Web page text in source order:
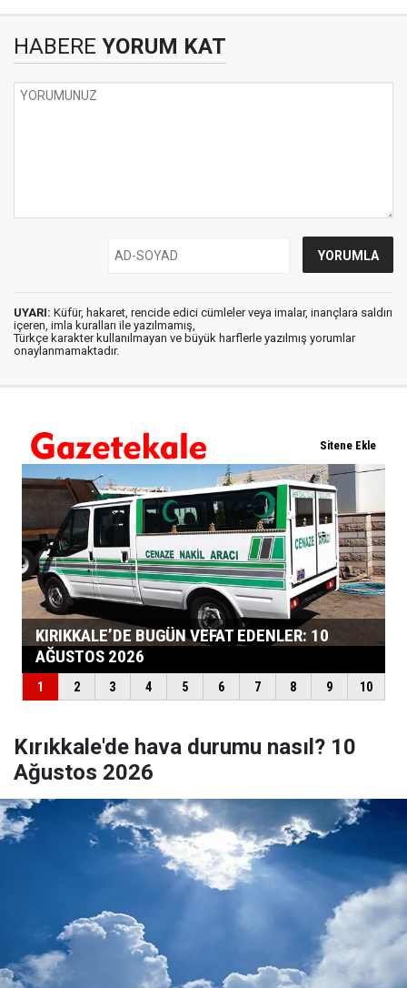
HABERE YORUM KAT
UYARI: Küfür, hakaret, rencide edici cümleler veya imalar, inançlara saldırı
içeren, imla kuralları ile yazılmamış,
Türkçe karakter kullanılmayan ve büyük harflerle yazılmış yorumlar
onaylanmamaktadır.
Kırıkkale'de hava durumu nasıl? 10
Ağustos 2026